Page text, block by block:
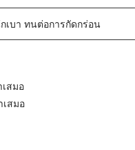
เบา ทนต่อการกัดกร่อน
สมอ
เสมอ